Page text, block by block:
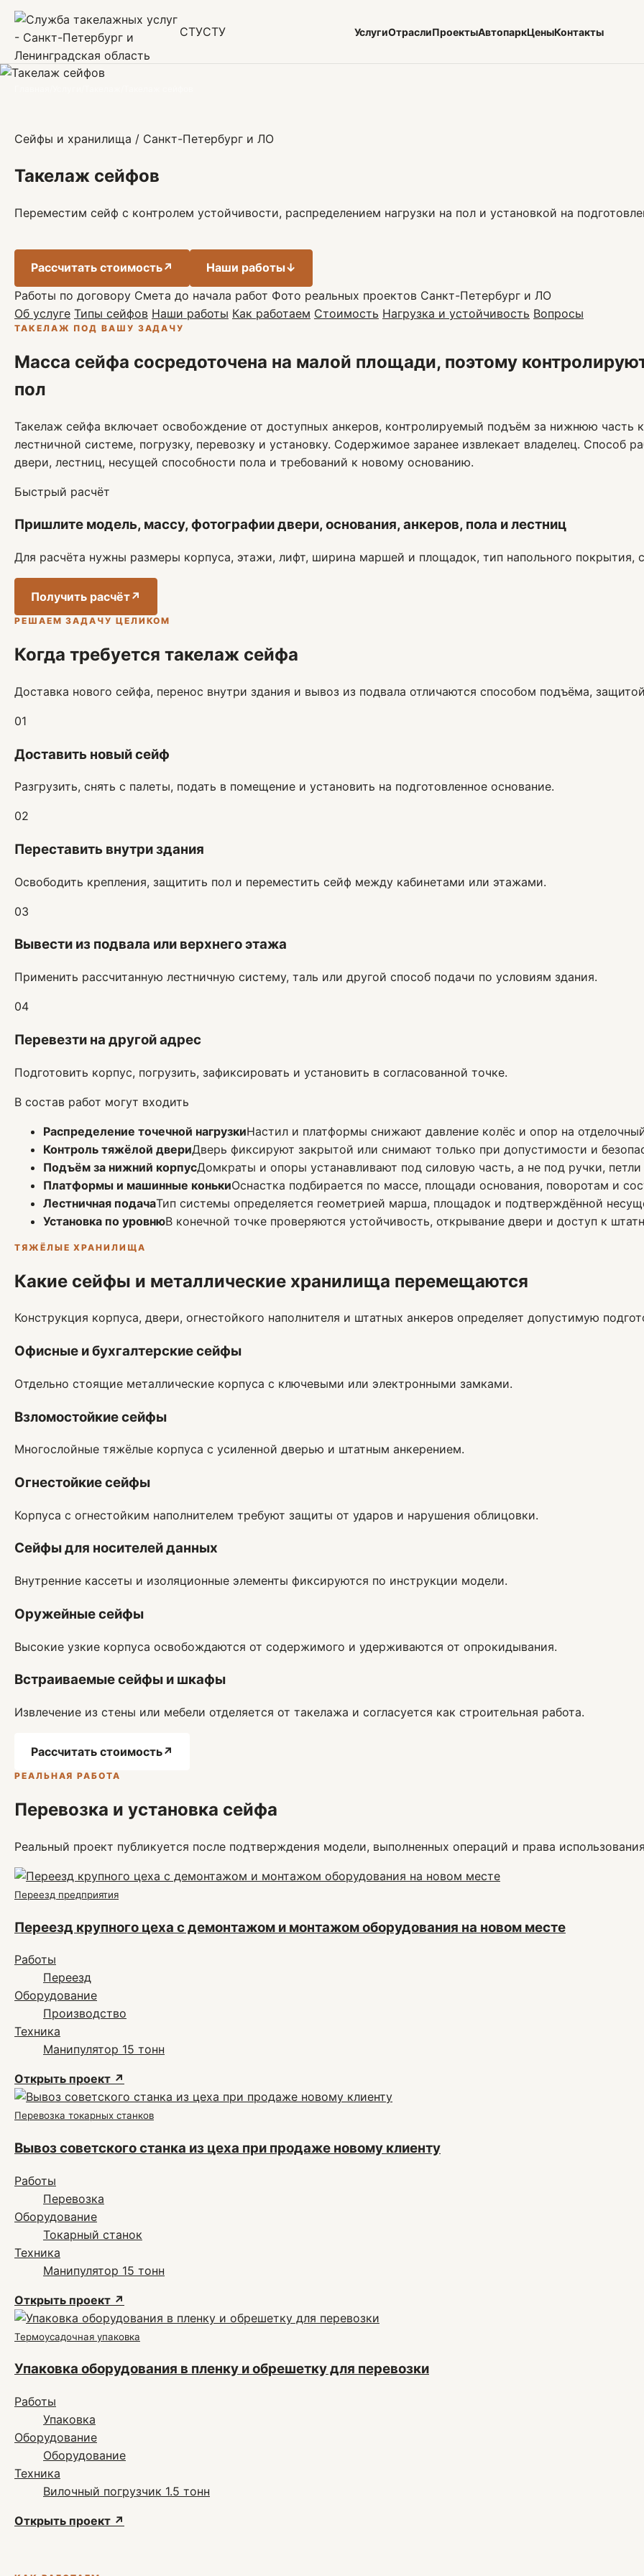
СТУСТУ УслугиОтраслиПроектыАвтопаркЦеныКонтакты
Сейфы и хранилища / Санкт-Петербург и ЛО
Такелаж сейфов
Переместим сейф с контролем устойчивости, распределением нагрузки на пол и установкой на
Рассчитать стоимость↗ Наши работы↓
Работы по договору Смета до начала работ Фото реальных проектов Санкт-Петербург и ЛО
Об услуге Типы сейфов Наши работы Как работаем Стоимость Нагрузка и устойчивость Вопросы
ТАКЕЛАЖ ПОД ВАШУ ЗАДАЧУ
Масса сейфа сосредоточена на малой площади, поэтому
пол
Такелаж сейфа включает освобождение от доступных анкеров, контролируемый подъём за нижнюю часть
лестничной системе, погрузку, перевозку и установку. Содержимое заранее извлекает владелец. Способ
двери, лестниц, несущей способности пола и требований к новому основанию.
Быстрый расчёт
Пришлите модель, массу, фотографии двери, основания, анкеров, пола и лестниц
Для расчёта нужны размеры корпуса, этажи, лифт, ширина маршей и площадок, тип напольного покрытия,
Получить расчёт↗
РЕШАЕМ ЗАДАЧУ ЦЕЛИКОМ
Когда требуется такелаж сейфа
Доставка нового сейфа, перенос внутри здания и вывоз из подвала отличаются способом подъёма,
01
Доставить новый сейф
Разгрузить, снять с палеты, подать в помещение и установить на подготовленное основание.
02
Переставить внутри здания
Освободить крепления, защитить пол и переместить сейф между кабинетами или этажами.
03
Вывести из подвала или верхнего этажа
Применить рассчитанную лестничную систему, таль или другой способ подачи по условиям здания.
04
Перевезти на другой адрес
Подготовить корпус, погрузить, зафиксировать и установить в согласованной точке.
В состав работ могут входить
Распределение точечной нагрузкиНастил и платформы снижают давление колёс и опор на
Контроль тяжёлой двериДверь фиксируют закрытой или снимают только при допустимости и
Подъём за нижний корпусДомкраты и опоры устанавливают под силовую часть, а не под ручки, петли
Платформы и машинные конькиОснастка подбирается по массе, площади основания, поворотам и
Лестничная подачаТип системы определяется геометрией марша, площадок и подтверждённой
Установка по уровнюВ конечной точке проверяются устойчивость, открывание двери и доступ к
ТЯЖЁЛЫЕ ХРАНИЛИЩА
Какие сейфы и металлические хранилища перемещаются
Конструкция корпуса, двери, огнестойкого наполнителя и штатных анкеров определяет допустимую
Офисные и бухгалтерские сейфы
Отдельно стоящие металлические корпуса с ключевыми или электронными замками.
Взломостойкие сейфы
Многослойные тяжёлые корпуса с усиленной дверью и штатным анкерением.
Огнестойкие сейфы
Корпуса с огнестойким наполнителем требуют защиты от ударов и нарушения облицовки.
Сейфы для носителей данных
Внутренние кассеты и изоляционные элементы фиксируются по инструкции модели.
Оружейные сейфы
Высокие узкие корпуса освобождаются от содержимого и удерживаются от опрокидывания.
Встраиваемые сейфы и шкафы
Извлечение из стены или мебели отделяется от такелажа и согласуется как строительная работа.
Рассчитать стоимость↗
РЕАЛЬНАЯ РАБОТА
Перевозка и установка сейфа
Реальный проект публикуется после подтверждения модели, выполненных операций и права
Переезд предприятия
Переезд крупного цеха с демонтажом и монтажом оборудования на новом месте
Работы
Переезд
Оборудование
Производство
Техника
Манипулятор 15 тонн
Открыть проект ↗
Перевозка токарных станков
Вывоз советского станка из цеха при продаже новому клиенту
Работы
Перевозка
Оборудование
Токарный станок
Техника
Манипулятор 15 тонн
Открыть проект ↗
Термоусадочная упаковка
Упаковка оборудования в пленку и обрешетку для перевозки
Работы
Упаковка
Оборудование
Оборудование
Техника
Вилочный погрузчик 1.5 тонн
Открыть проект ↗